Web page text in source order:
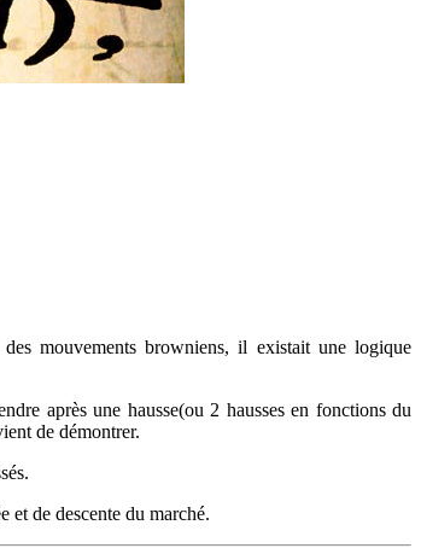
mouvements browniens, il existait une logique
après une hausse(ou 2 hausses en fonctions du
de démontrer.
et de descente du marché.